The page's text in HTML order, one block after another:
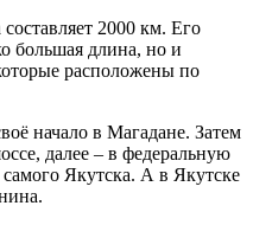
2000 км. Его
большая длина, но и
расположены по
начало в Магадане. Затем
далее – в федеральную
Якутска. А в Якутске